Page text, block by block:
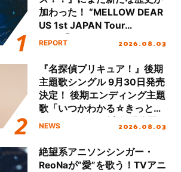
加わった！ “MELLOW DEAR
US 1st JAPAN Tour
Final「NICE to meet YOU
ート!!
REPORT 2026.08.03
『名探偵プリキュア！』後期
主題歌シングル 9月30日発売
決定！ 後期エンディング主題
歌「いつかわかる☆きっとあ
える」TVサイズ先行配信開
NEWS 2026.08.03
絶望系アニソンシンガー・
ReoNaが“愛”を歌う！TVアニ